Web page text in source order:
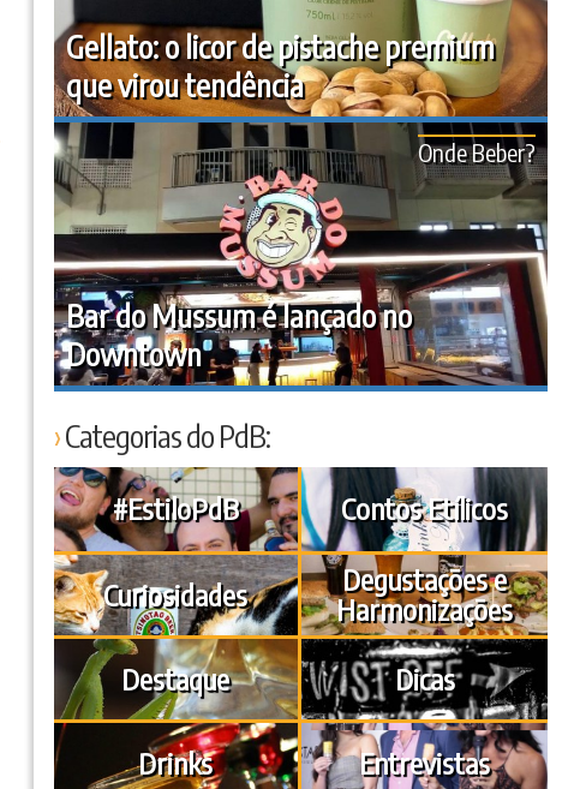
Gellato: o licor de pistache premium
que virou tendência
Bar do Mussum é lançado no
Downtown
Onde Beber?
Categorias do PdB:
#EstiloPdB Contos Etílicos
Curiosidades
Degustações e
Harmonizações
Destaque
Dicas
Drinks Entrevistas